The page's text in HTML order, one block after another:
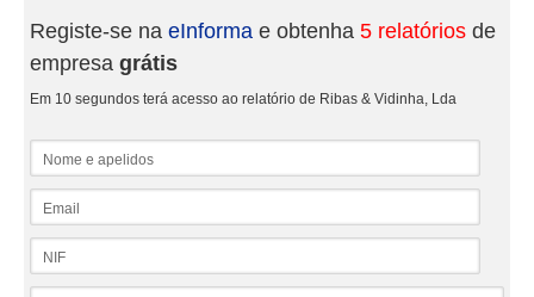
Registe-se na eInforma e obtenha 5 relatórios de
empresa grátis
Em 10 segundos terá acesso ao relatório de Ribas & Vidinha, Lda